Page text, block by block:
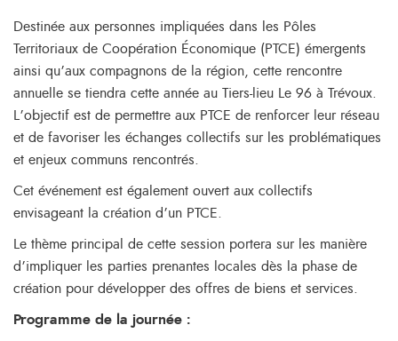
Destinée aux personnes impliquées dans les Pôles
Territoriaux de Coopération Économique (PTCE) émergents
ainsi qu’aux compagnons de la région, cette rencontre
annuelle se tiendra cette année au Tiers-lieu Le 96 à Trévoux.
L’objectif est de permettre aux PTCE de renforcer leur réseau
et de favoriser les échanges collectifs sur les problématiques
et enjeux communs rencontrés.
Cet événement est également ouvert aux collectifs
envisageant la création d’un PTCE.
Le thème principal de cette session portera sur les manière
d’impliquer les parties prenantes locales dès la phase de
création pour développer des offres de biens et services.
Programme de la journée :